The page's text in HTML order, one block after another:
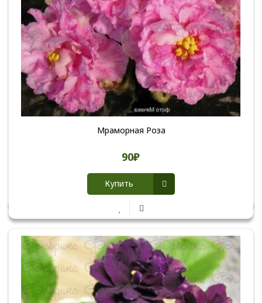
Мраморная Роза
90₽
Купить